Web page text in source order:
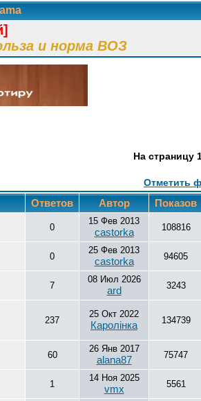
и норма ВОЗ
На страницу
Отметить
Ответов Автор Показов
0
15 Фев 2013
castorka 108816
0
25 Фев 2013
castorka 94605
7
08 Июл 2026
ard 3243
237
25 Окт 2022
Каролiнка 134739
60
26 Янв 2017
alana87 75747
1
14 Ноя 2025
vmx 5561